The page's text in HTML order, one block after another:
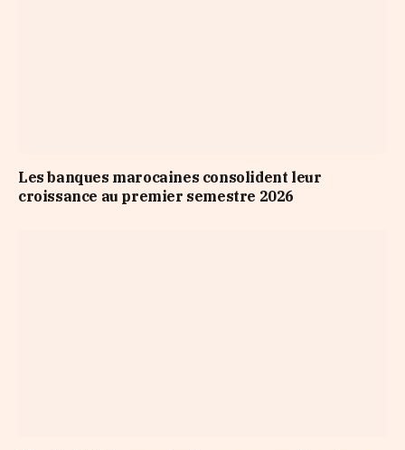
Les banques marocaines consolident leur
croissance au premier semestre 2026